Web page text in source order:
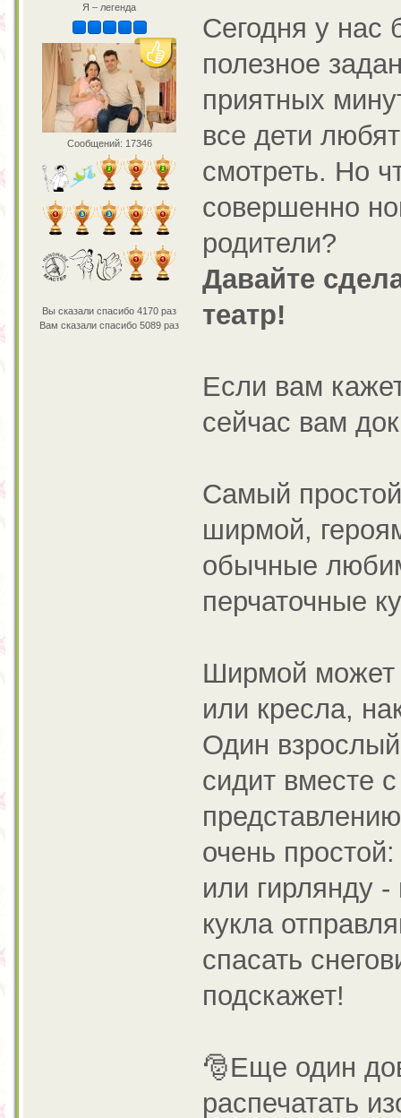
Я – легенда
Сообщений: 17346
Вы сказали спасибо 4170 раз
Вам сказали спасибо 5089 раз
Сегодня у нас
полезное
приятных
все дети
смотреть. Но
совершенно
родители?
Давайте
театр!
Если вам
сейчас вам
Самый
ширмой,
обычные
перчаточные
Ширмой может
или кресла,
Один
сидит вместе
очень
или гирлянду
кукла
спасать
подскажет!
🎅Еще один
распечатать